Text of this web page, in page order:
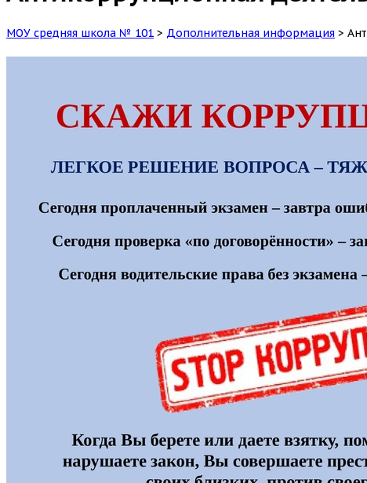
МОУ средняя школа № 101 > Дополнительная информация >